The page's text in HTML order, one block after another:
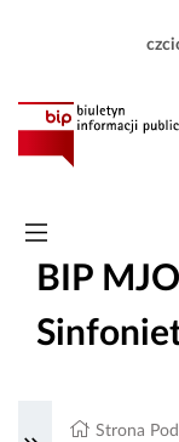
BIP
Strona